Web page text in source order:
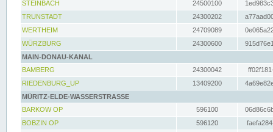
STEINBACH
24500100
TRUNSTADT
24300202
WERTHEIM
24709089
WÜRZBURG
24300600
MAIN-DONAU-KANAL
BAMBERG
24300042
RIEDENBURG_UP
13409200
MÜRITZ-ELDE-WASSERSTRASSE
BARKOW OP
596100
BOBZIN OP
596120